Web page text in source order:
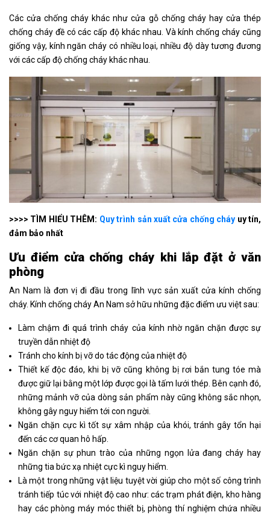
Các cửa chống cháy khác như cửa gỗ chống cháy hay cửa thép
chống cháy đề có các cấp độ khác nhau. Và kính chống cháy cũng
giống vậy, kính ngăn cháy có nhiều loại, nhiều độ dày tương đương
với các cấp độ chống cháy khác nhau.
>>>> TÌM HIỂU THÊM: Quy trình sản xuất cửa chống cháy uy tín,
đảm bảo nhất
Ưu điểm cửa chống cháy khi lắp đặt ở văn
phòng
An Nam là đơn vị đi đầu trong lĩnh vực sản xuất cửa kính chống
cháy. Kính chống cháy An Nam sở hữu những đặc điểm ưu việt sau:
Làm chậm đi quá trình cháy của kính nhờ ngăn chặn được sự
truyền dẫn nhiệt độ
Tránh cho kính bị vỡ do tác động của nhiệt độ
Thiết kế độc đáo, khi bị vỡ cũng không bị rơi bắn tung tóe mà
được giữ lại bằng một lớp được gọi là tấm lưới thép. Bên cạnh đó,
những mảnh vỡ của dòng sản phẩm này cũng không sắc nhọn,
không gây nguy hiểm tới con người.
Ngăn chặn cực kì tốt sự xâm nhập của khói, tránh gây tổn hại
đến các cơ quan hô hấp.
Ngăn chặn sự phun trào của những ngọn lửa đang cháy hay
những tia bức xạ nhiệt cực kì nguy hiểm.
Là một trong những vật liệu tuyệt vời giúp cho một số công trình
tránh tiếp túc với nhiệt độ cao như: các trạm phát điện, kho hàng
hay các phòng máy móc thiết bị, phòng thí nghiệm chứa nhiều